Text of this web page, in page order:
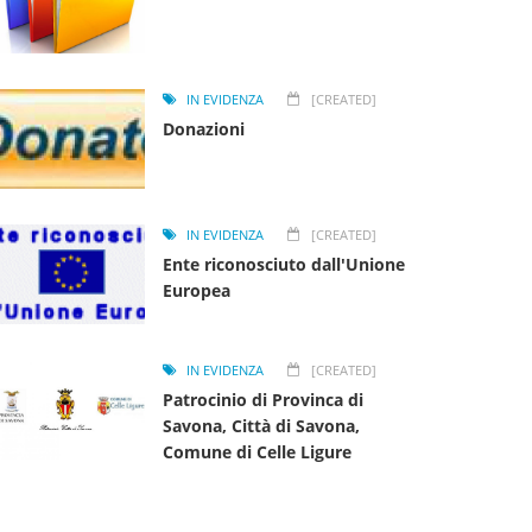
IN EVIDENZA [CREATED]
Donazioni
IN EVIDENZA [CREATED]
Ente riconosciuto dall'Unione
Europea
IN EVIDENZA [CREATED]
Patrocinio di Provinca di
Savona, Città di Savona,
Comune di Celle Ligure